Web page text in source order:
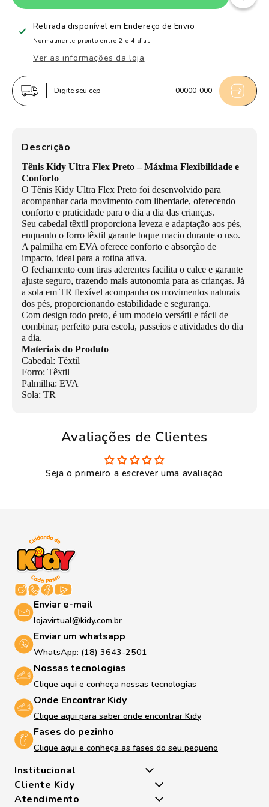
de
Tênis
Infantil
Menino
Ultra
Flex
e
Flexível
Casual
de
Tênis
Infantil
Menino
Flex
Casual
Retirada disponível emEndereço de Envio
Normalmente pronto entre 2 e 4 dias
Ver as informações da loja
Digite seu cep 00000-000
Descrição
Tênis Kidy Ultra Flex Preto – Máxima Flexibilidade e
Conforto
O Tênis Kidy Ultra Flex Preto foi desenvolvido para
acompanhar cada movimento com liberdade, oferecendo
conforto e praticidade para o dia a dia das crianças.
Seu cabedal têxtil proporciona leveza e adaptação aos pés,
enquanto o forro têxtil garante toque macio durante o uso.
A palmilha em EVA oferece conforto e absorção de
impacto, ideal para a rotina ativa.
O fechamento com tiras aderentes facilita o calce e garante
ajuste seguro, trazendo mais autonomia para as crianças. Já
a sola em TR flexível acompanha os movimentos naturais
dos pés, proporcionando estabilidade e segurança.
Com design todo preto, é um modelo versátil e fácil de
combinar, perfeito para escola, passeios e atividades do dia
a dia.
Materiais do Produto
Cabedal: Têxtil
Forro: Têxtil
Palmilha: EVA
Sola: TR
Avaliações de Clientes
Seja o primeiro a escrever uma avaliação
Enviar e-mail
lojavirtual@kidy.com.br
Enviar um whatsapp
WhatsApp: (18) 3643-2501
Nossas tecnologias
Clique aqui e conheça nossas tecnologias
Onde Encontrar Kidy
Clique aqui para saber onde encontrar Kidy
Fases do pezinho
Clique aqui e conheça as fases do seu pequeno
Institucional
Quem somos
Cliente Kidy
Atendimento